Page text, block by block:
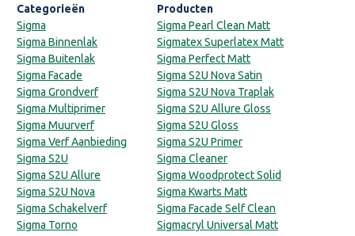
Categorieën
Producten
Sigma
Sigma Pearl Clean Matt
Sigma Binnenlak
Sigmatex Superlatex Matt
Sigma Buitenlak
Sigma Perfect Matt
Sigma Facade
Sigma S2U Nova Satin
Sigma Grondverf
Sigma S2U Nova Traplak
Sigma Multiprimer
Sigma S2U Allure Gloss
Sigma Muurverf
Sigma S2U Gloss
Sigma Verf Aanbieding
Sigma S2U Primer
Sigma S2U
Sigma Cleaner
Sigma S2U Allure
Sigma Woodprotect Solid
Sigma S2U Nova
Sigma Kwarts Matt
Sigma Schakelverf
Sigma Facade Self Clean
Sigma Torno
Sigmacryl Universal Matt